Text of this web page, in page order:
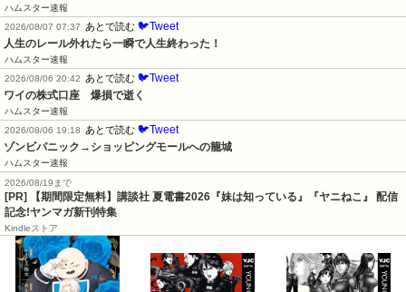
ハムスター速報
2026/08/07 07:37
あとで読む 🐦Tweet
人生のレール外れたら一瞬で人生終わった！
ハムスター速報
2026/08/06 20:42
あとで読む 🐦Tweet
ワイの株式口座　爆損で逝く
ハムスター速報
2026/08/06 19:18
あとで読む 🐦Tweet
ゾンビパニック→ショッピングモールへの籠城
ハムスター速報
2026/08/19まで
[PR] 【期間限定無料】講談社 夏電書2026『妹は知っている』『ヤニねこ』 配信
記念!ヤンマガ新刊特集
Kindleストア